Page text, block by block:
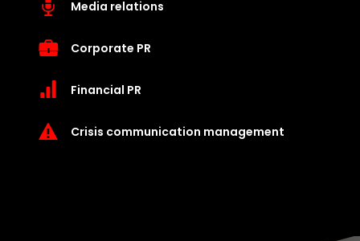
Media relations
Corporate PR
Financial PR
Crisis communication management